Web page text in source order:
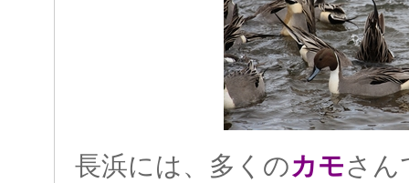
長浜には、多くのカモさん